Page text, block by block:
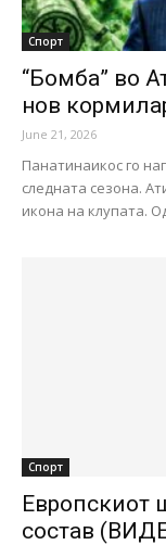
Спорт
“Бомба” во
нов
June 21, 2026
Панатинаикос го
следната сезона.
икона на клупата.
Спорт
Европскиот
состав